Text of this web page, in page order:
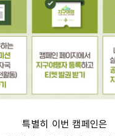
특별히 이번 캠페인은